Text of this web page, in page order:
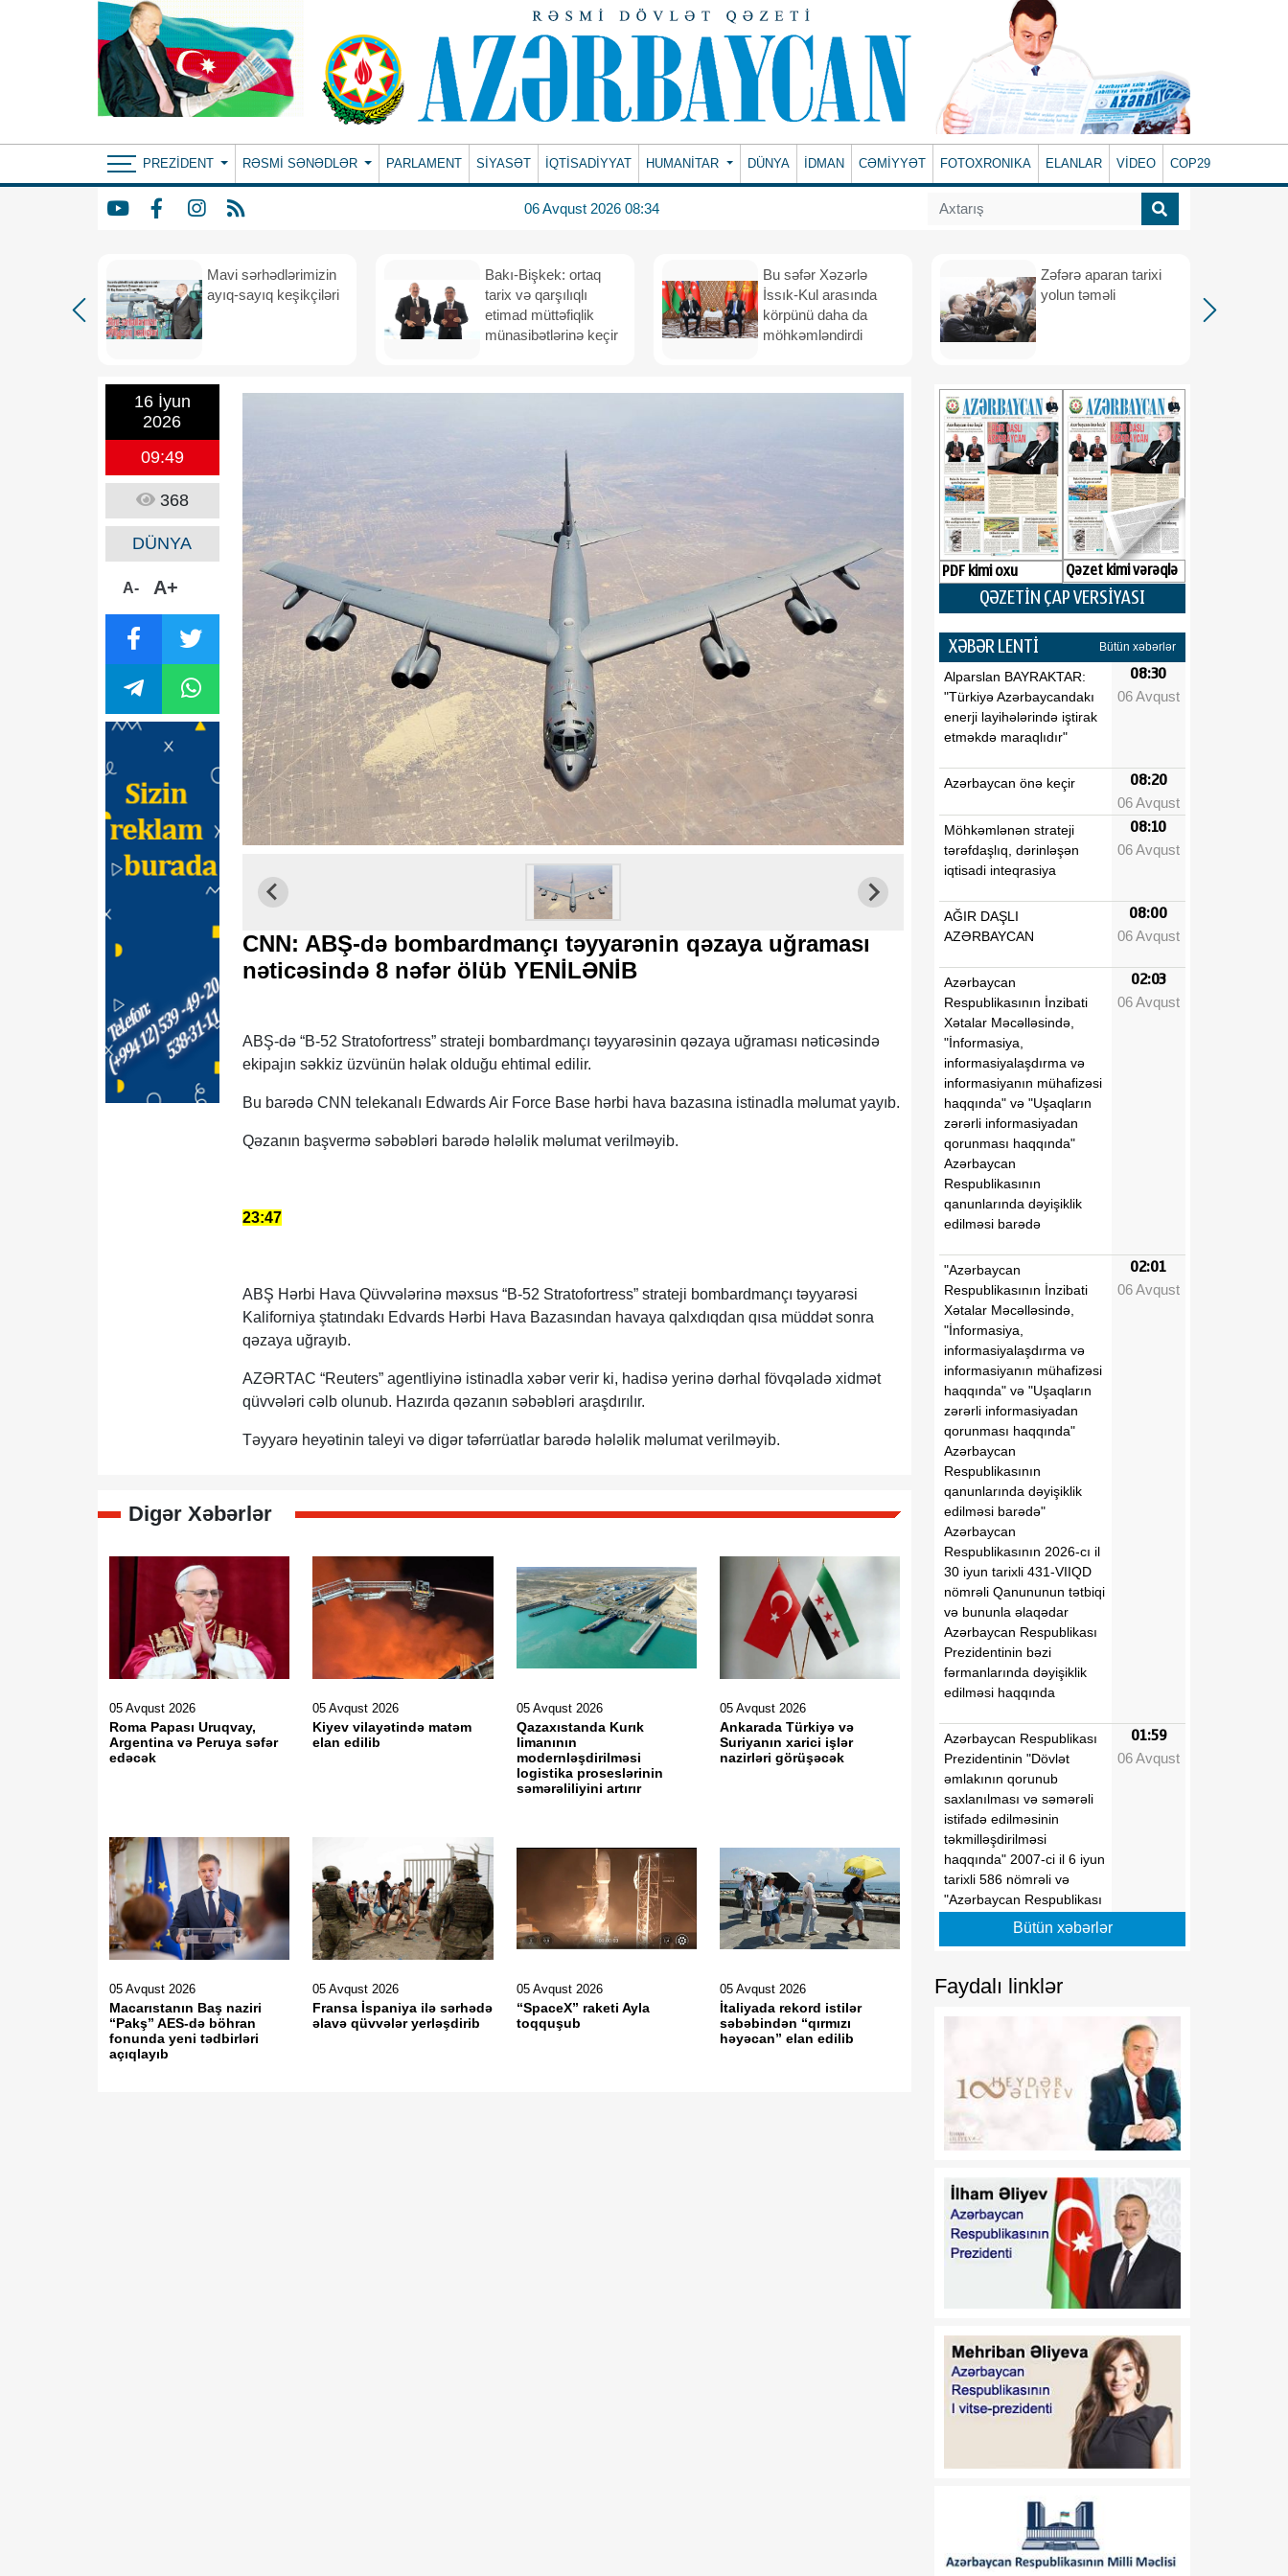
PREZIDENT RƏSMI SƏNƏDLƏR PARLAMENT SİYASƏT İQTİSADİYYAT HUMANITAR DÜNYA İDMAN CƏMİYYƏT FOTOXRONIKA ELANLAR VİDEO COP29
06 Avqust 2026 08:34
Mavi sərhədlərimizin
ayıq-sayıq keşikçiləri
Bakı-Bişkek: ortaq
tarix və qarşılıqlı
etimad müttəfiqlik
münasibətlərinə keçir
Bu səfər Xəzərlə
İssık-Kul arasında
körpünü daha da
möhkəmləndirdi
Zəfərə aparan tarixi
yolun təməli
16 İyun
2026
09:49
368
DÜNYA
A- A+
CNN: ABŞ-də bombardmançı təyyarənin qəzaya uğraması
nəticəsində 8 nəfər ölüb YENİLƏNİB
ABŞ-də “B-52 Stratofortress” strateji bombardmançı təyyarəsinin qəzaya uğraması nəticəsində
ekipajın səkkiz üzvünün həlak olduğu ehtimal edilir.
Bu barədə CNN telekanalı Edwards Air Force Base hərbi hava bazasına istinadla məlumat yayıb.
Qəzanın başvermə səbəbləri barədə hələlik məlumat verilməyib.
23:47
ABŞ Hərbi Hava Qüvvələrinə məxsus “B-52 Stratofortress” strateji bombardmançı təyyarəsi
Kaliforniya ştatındakı Edvards Hərbi Hava Bazasından havaya qalxdıqdan qısa müddət sonra
qəzaya uğrayıb.
AZƏRTAC “Reuters” agentliyinə istinadla xəbər verir ki, hadisə yerinə dərhal fövqəladə xidmət
qüvvələri cəlb olunub. Hazırda qəzanın səbəbləri araşdırılır.
Təyyarə heyətinin taleyi və digər təfərrüatlar barədə hələlik məlumat verilməyib.
Digər Xəbərlər
05 Avqust 2026
Roma Papası Uruqvay,
Argentina və Peruya səfər
edəcək
05 Avqust 2026
Kiyev vilayətində matəm
elan edilib
05 Avqust 2026
Qazaxıstanda Kurık
limanının
modernləşdirilməsi
logistika proseslərinin
səmərəliliyini artırır
05 Avqust 2026
Ankarada Türkiyə və
Suriyanın xarici işlər
nazirləri görüşəcək
05 Avqust 2026
Macarıstanın Baş naziri
“Pakş” AES-də böhran
fonunda yeni tədbirləri
açıqlayıb
05 Avqust 2026
Fransa İspaniya ilə sərhədə
əlavə qüvvələr yerləşdirib
05 Avqust 2026
“SpaceX” raketi Ayla
toqquşub
05 Avqust 2026
İtaliyada rekord istilər
səbəbindən “qırmızı
həyəcan” elan edilib
PDF kimi oxu Qəzet kimi vərəqlə
QƏZETİN ÇAP VERSİYASI
XƏBƏR LENTİ Bütün xəbərlər
Alparslan BAYRAKTAR:
"Türkiyə Azərbaycandakı
enerji layihələrində iştirak
etməkdə maraqlıdır"
08:30
06 Avqust
Azərbaycan önə keçir 08:20
06 Avqust
Möhkəmlənən strateji
tərəfdaşlıq, dərinləşən
iqtisadi inteqrasiya
08:10
06 Avqust
AĞIR DAŞLI
AZƏRBAYCAN
08:00
06 Avqust
Azərbaycan
Respublikasının İnzibati
Xətalar Məcəlləsində,
"İnformasiya,
informasiyalaşdırma və
informasiyanın mühafizəsi
haqqında" və "Uşaqların
zərərli informasiyadan
qorunması haqqında"
Azərbaycan
Respublikasının
qanunlarında dəyişiklik
edilməsi barədə
02:03
06 Avqust
"Azərbaycan
Respublikasının İnzibati
Xətalar Məcəlləsində,
"İnformasiya,
informasiyalaşdırma və
informasiyanın mühafizəsi
haqqında" və "Uşaqların
zərərli informasiyadan
qorunması haqqında"
Azərbaycan
Respublikasının
qanunlarında dəyişiklik
edilməsi barədə"
Azərbaycan
Respublikasının 2026-cı il
30 iyun tarixli 431-VIIQD
nömrəli Qanununun tətbiqi
və bununla əlaqədar
Azərbaycan Respublikası
Prezidentinin bəzi
fərmanlarında dəyişiklik
edilməsi haqqında
02:01
06 Avqust
Azərbaycan Respublikası
Prezidentinin "Dövlət
əmlakının qorunub
saxlanılması və səmərəli
istifadə edilməsinin
təkmilləşdirilməsi
haqqında" 2007-ci il 6 iyun
tarixli 586 nömrəli və
"Azərbaycan Respublikası
İqtisadiyyat Nazirliyinin
Respublikasının
İqtisadiyyat Nazirliyi
haqqında Əsasnamə"nin
Nazirliyinin fəaliyyətinin
təmin edilməsi və
"Azərbaycan Respublikası
İqtisadi İnkişaf Nazirliyinin
təkmilləşdirilməsi ilə bağlı
tədbirlər haqqında"
Azərbaycan Respublikası
Prezidentinin 2006-cı il 28
dekabr tarixli 504 nömrəli
Fərmanında dəyişikliklər
edilməsi barədə" 2014-cü
nömrəli Fərmanında
dəyişiklik edilməsi
haqqında" Azərbaycan
Respublikası Prezidentinin
2019-cu il 30 dekabr tarixli
911 nömrəli Fərmanında
dəyişiklik edilməsi barədə"
fərmanlarında dəyişiklik
edilməsi haqqında
01:59
06 Avqust
Bütün xəbərlər
Faydalı linklər